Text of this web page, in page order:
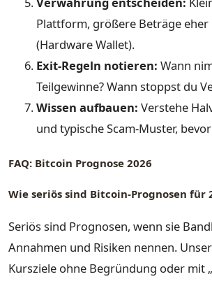
Plattform, größere Beträge eher
(Hardware Wallet).
Exit-Regeln notieren: Wann
Teilgewinne? Wann stoppst du
Wissen aufbauen: Verstehe
und typische Scam-Muster,
FAQ: Bitcoin Prognose 2026
Wie seriös sind Bitcoin-Prognosen für
Seriös sind Prognosen, wenn sie
Annahmen und Risiken nennen.
Kursziele ohne Begründung oder mit